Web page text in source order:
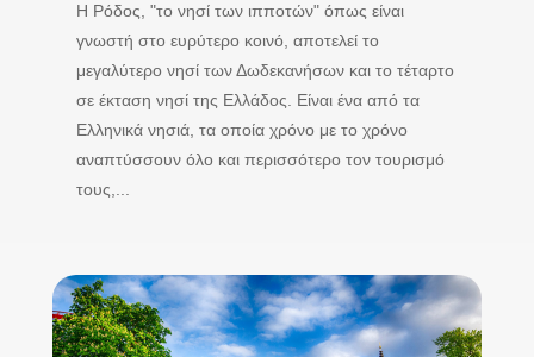
Η Ρόδος, "το νησί των ιπποτών" όπως είναι
γνωστή στο ευρύτερο κοινό, αποτελεί το
μεγαλύτερο νησί των Δωδεκανήσων και το τέταρτο
σε έκταση νησί της Ελλάδος. Είναι ένα από τα
Ελληνικά νησιά, τα οποία χρόνο με το χρόνο
αναπτύσσουν όλο και περισσότερο τον τουρισμό
τους,...